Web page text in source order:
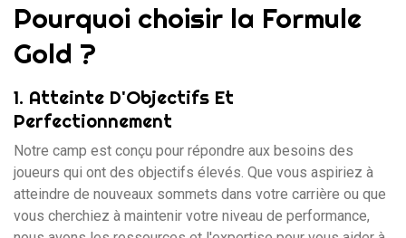
Pourquoi choisir la Formule
Gold ?
1. Atteinte D'Objectifs Et
Perfectionnement
Notre camp est conçu pour répondre aux besoins des
joueurs qui ont des objectifs élevés. Que vous aspiriez à
atteindre de nouveaux sommets dans votre carrière ou que
vous cherchiez à maintenir votre niveau de performance,